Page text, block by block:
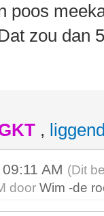
poos
zou dan
,
AM (Dit
doorWim -de